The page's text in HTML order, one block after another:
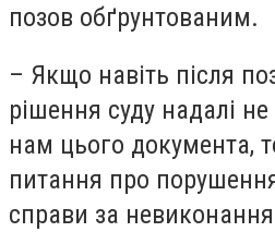
позов обґрунтованим.
– Якщо навіть після
рішення суду надалі
нам цього документа,
питання про
справи за